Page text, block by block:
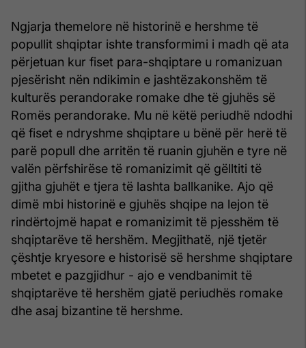
Ngjarja themelore në historinë e hershme të
popullit shqiptar ishte transformimi i madh që ata
përjetuan kur fiset para-shqiptare u romanizuan
pjesërisht nën ndikimin e jashtëzakonshëm të
kulturës perandorake romake dhe të gjuhës së
Romës perandorake. Mu në këtë periudhë ndodhi
që fiset e ndryshme shqiptare u bënë për herë të
parë popull dhe arritën të ruanin gjuhën e tyre në
valën përfshirëse të romanizimit që gëlltiti të
gjitha gjuhët e tjera të lashta ballkanike. Ajo që
dimë mbi historinë e gjuhës shqipe na lejon të
rindërtojmë hapat e romanizimit të pjesshëm të
shqiptarëve të hershëm. Megjithatë, një tjetër
çështje kryesore e historisë së hershme shqiptare
mbetet e pazgjidhur - ajo e vendbanimit të
shqiptarëve të hershëm gjatë periudhës romake
dhe asaj bizantine të hershme.